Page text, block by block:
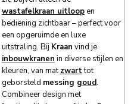
wastafelkraan uitloopen
bediening zichtbaar – perfect voor
een opgeruimde en luxe
uitstraling. Bij Kraan vind je
inbouwkranen in diverse stijlen en
kleuren, van matzwarttot
geborsteld messing goud.
Combineer design met